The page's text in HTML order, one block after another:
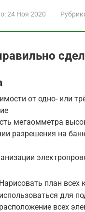
24 Ноя 2020
от одно- или
мегаомметра
разрешения на
Нарисовать план всех
использоваться для
расположение всех